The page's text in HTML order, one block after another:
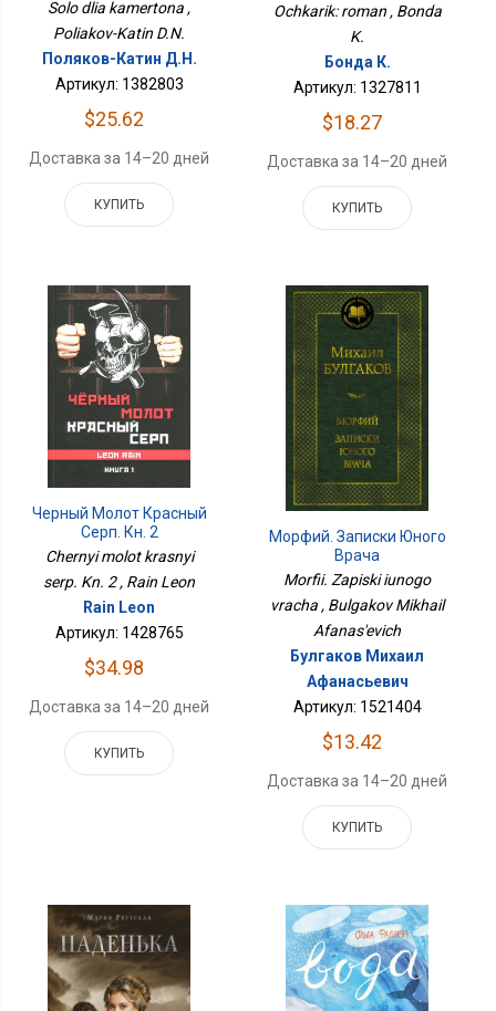
Solo dlia kamertona ,
Poliakov-Katin D.N.
Поляков-Катин Д.Н.
Артикул: 1382803
$25.62
Доставка за 14–20 дней
КУПИТЬ
Ochkarik: roman , Bonda
K.
Бонда К.
Артикул: 1327811
$18.27
Доставка за 14–20 дней
КУПИТЬ
Черный Молот Красный
Серп. Кн. 2
Chernyi molot krasnyi
serp. Kn. 2 , Rain Leon
Rain Leon
Артикул: 1428765
$34.98
Доставка за 14–20 дней
КУПИТЬ
Морфий. Записки Юного
Врача
Morfii. Zapiski iunogo
vracha , Bulgakov Mikhail
Afanas'evich
Булгаков Михаил
Афанасьевич
Артикул: 1521404
$13.42
Доставка за 14–20 дней
КУПИТЬ